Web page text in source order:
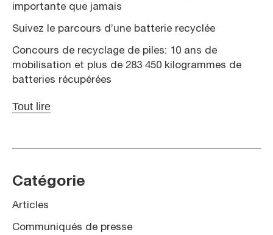
importante que jamais
Suivez le parcours d’une batterie recyclée
Concours de recyclage de piles: 10 ans de
mobilisation et plus de 283 450 kilogrammes de
batteries récupérées
Tout lire
Catégorie
Articles
Communiqués de presse